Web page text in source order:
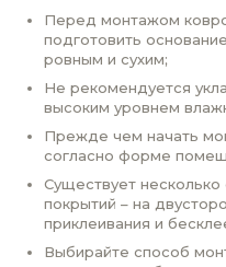
Перед монтажом
подготовить
ровным и сухим;
Не рекомендуется
высоким уровнем
Прежде чем начать
согласно форме
Существует
покрытий – на
приклеивания и
Выбирайте способ